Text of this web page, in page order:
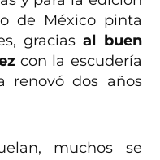
de México pinta
graciasal buen
con la escudería
renovó dos años
muchos se